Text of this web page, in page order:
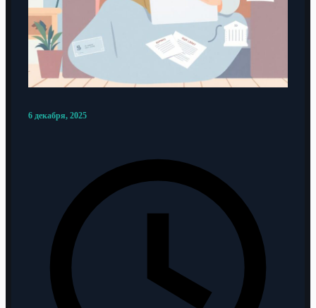
6 декабря, 2025